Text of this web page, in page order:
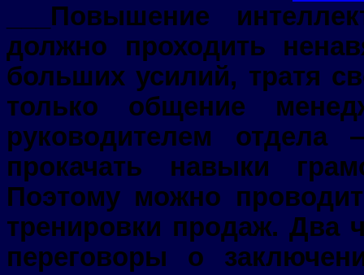
___Повышение
должно проходить
больших усилий, тратя
только общение
руководителем
прокачать навыки
Поэтому можно
тренировки продаж. Два
переговоры о